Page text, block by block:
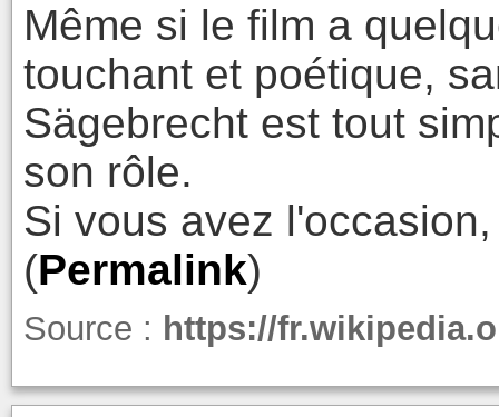
Même si le film a
touchant et poétique,
Sägebrecht est tout
son rôle.
Si vous avez
(Permalink)
Source : https://